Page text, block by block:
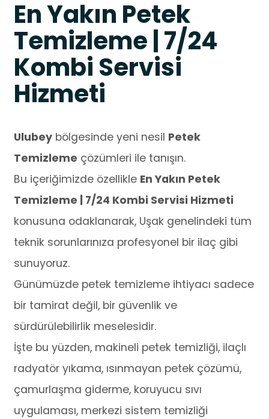
En Yakın Petek
Temizleme | 7/24
Kombi Servisi
Hizmeti
Ulubey bölgesinde yeni nesil Petek
Temizleme çözümleri ile tanışın.
Bu içeriğimizde özellikle En Yakın Petek
Temizleme | 7/24 Kombi Servisi Hizmeti
konusuna odaklanarak, Uşak genelindeki tüm
teknik sorunlarınıza profesyonel bir ilaç gibi
sunuyoruz.
Günümüzde petek temizleme ihtiyacı sadece
bir tamirat değil, bir güvenlik ve
sürdürülebilirlik meselesidir.
İşte bu yüzden, makineli petek temizliği, ilaçlı
radyatör yıkama, ısınmayan petek çözümü,
çamurlaşma giderme, koruyucu sıvı
uygulaması, merkezi sistem temizliği